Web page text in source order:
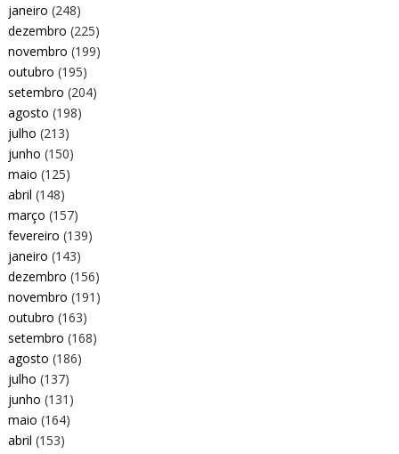
janeiro (248)
dezembro (225)
novembro (199)
outubro (195)
setembro (204)
agosto (198)
julho (213)
junho (150)
maio (125)
abril (148)
março (157)
fevereiro (139)
janeiro (143)
dezembro (156)
novembro (191)
outubro (163)
setembro (168)
agosto (186)
julho (137)
junho (131)
maio (164)
abril (153)